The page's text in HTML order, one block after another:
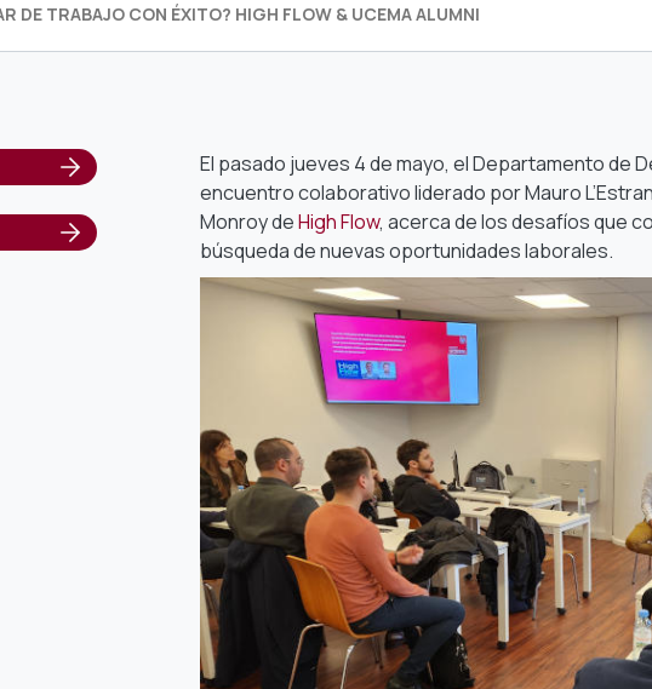
DE TRABAJO CON ÉXITO? HIGH FLOW & UCEMA ALUMNI
El pasado jueves 4 de mayo, el Departamento de
encuentro colaborativo liderado por Mauro
Monroy deHigh Flow, acerca de los desafíos que
búsqueda de nuevas oportunidades laborales.